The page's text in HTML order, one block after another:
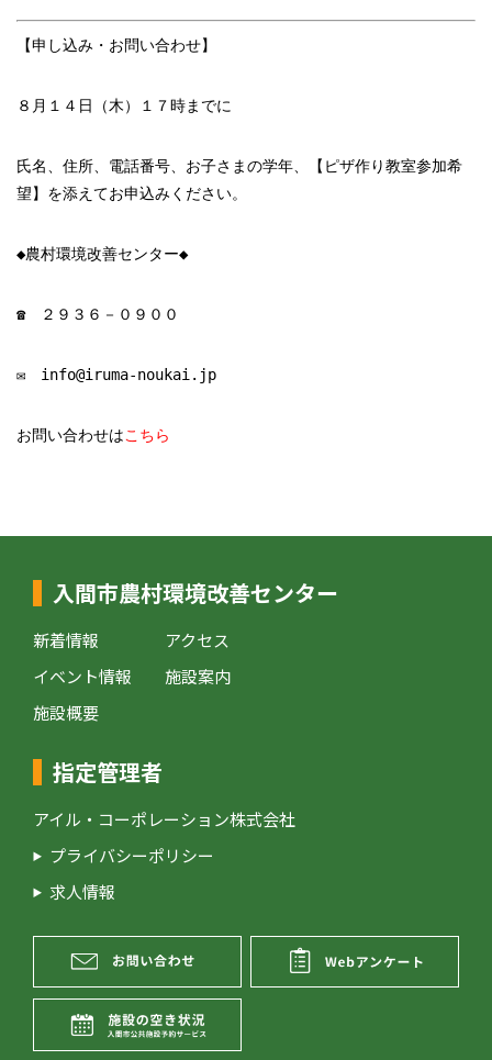
【申し込み・お問い合わせ】
８月１４日（木）１７時までに
氏名、住所、電話番号、お子さまの学年、【ピザ作り教室参加希
望】を添えてお申込みください。
◆農村環境改善センター◆
☎ ２９３６－０９００
✉ info@iruma-noukai.jp
お問い合わせはこちら
入間市農村環境改善センター
新着情報
イベント情報
施設概要
アクセス
施設案内
指定管理者
アイル・コーポレーション株式会社
プライバシーポリシー
求人情報